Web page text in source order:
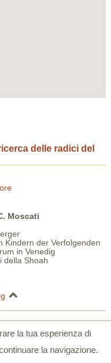
delle radici del
Moscati
Kindern der Verfolgenden
in Venedig
della Shoah
Venezia
5206780 |www.dszv.it|
Richtlinien
la tua esperienza di
la navigazione.